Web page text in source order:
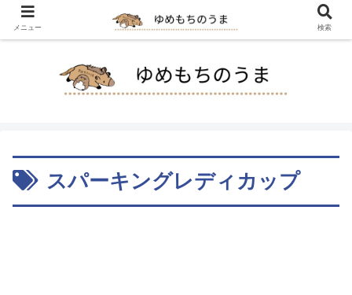
スパーキングレディカップ
メニュー 検索